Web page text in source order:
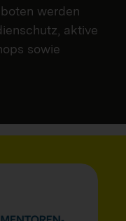
werden
aktive
sowie